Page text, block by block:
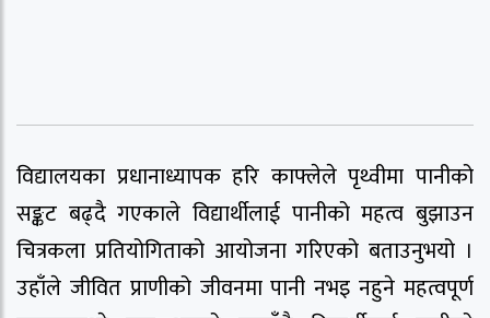
विद्यालयका प्रधानाध्यापक हरि काफ्लेले पृथ्वीमा पानीको
सङ्कट बढ्दै गएकाले विद्यार्थीलाई पानीको महत्व बुझाउन
चित्रकला प्रतियोगिताको आयोजना गरिएको बताउनुभयो ।
उहाँले जीवित प्राणीको जीवनमा पानी नभइ नहुने महत्वपूर्ण